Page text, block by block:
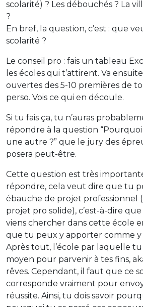
scolarité) ? Les débouchés ? La
?
En bref, la question, c’est : que
scolarité ?
Le conseil pro : fais un tableau
les écoles qui t’attirent. Va
ouvertes des 5-10 premières de
perso. Vois ce qui en découle.
Si tu fais ça, tu n’auras
répondre à la question
une autre ?” que le jury des
posera peut-être.
Cette question est très
répondre, cela veut dire que tu
ébauche de projet professionnel
projet pro solide), c’est-à-dire
viens chercher dans cette école
que tu peux y apporter comme
Après tout, l’école par laquelle tu
moyen pour parvenir à tes fins,
rêves. Cependant, il faut que ce
corresponde vraiment pour
réussite. Ainsi, tu dois savoir